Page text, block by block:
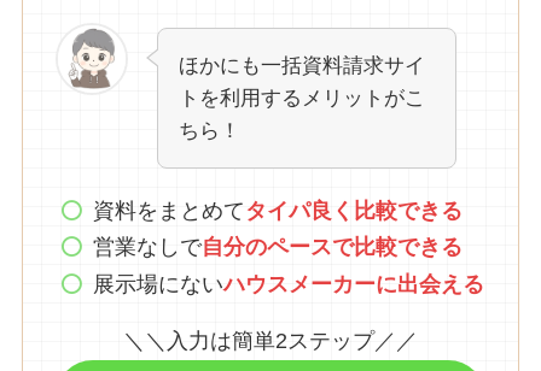
ほかにも一括資料請求サイ
トを利用するメリットがこ
ちら！
資料をまとめて タイパ良く比較できる
営業なしで自分のペースで比較できる
展示場にないハウスメーカーに出会える
＼＼入力は簡単2ステップ／／